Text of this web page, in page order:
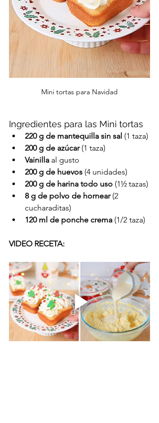
Mini tortas para Navidad
Ingredientes para las Mini tortas
220 g de mantequilla sin sal (1 taza)
200 g de azúcar (1 taza)
Vainilla al gusto
200 g de huevos (4 unidades)
200 g de harina todo uso (1½ tazas)
8 g de polvo de hornear (2
cucharaditas)
120 ml de ponche crema (1/2 taza)
VIDEO RECETA: